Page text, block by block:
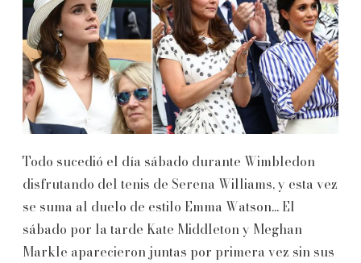
Todo sucedió el día sábado durante Wimbledon
disfrutando del tenis de Serena Williams, y esta vez
se suma al duelo de estilo Emma Watson... El
sábado por la tarde Kate Middleton y Meghan
Markle aparecieron juntas por primera vez sin sus